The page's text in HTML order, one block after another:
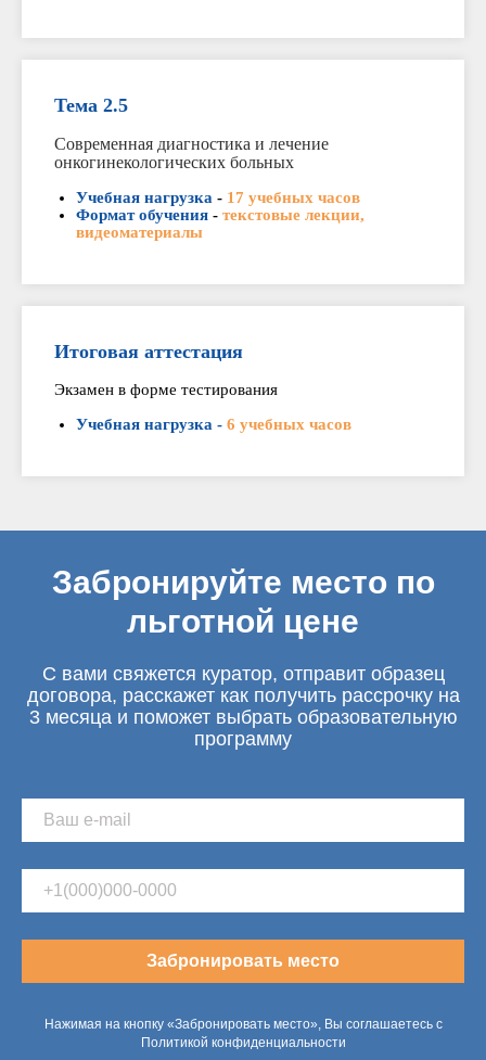
Тема 2.5
Современная диагностика и лечение
онкогинекологических больных
Учебная нагрузка - 17 учебных часов
Формат обучения - текстовые лекции,
видеоматериалы
Итоговая аттестация
Экзамен в форме тестирования
Учебная нагрузка - 6 учебных часов
Забронируйте место по
льготной цене
С вами свяжется куратор, отправит образец
договора, расскажет как получить рассрочку на
3 месяца и поможет выбрать образовательную
программу
Забронировать место
Нажимая на кнопку «Забронировать место», Вы соглашаетесь с
Политикой конфиденциальности